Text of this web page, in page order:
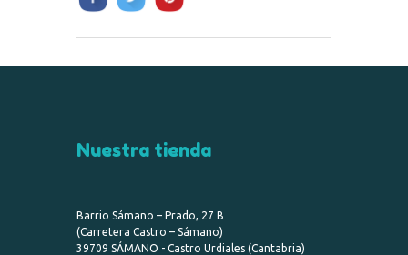
Nuestra tienda
Barrio Sámano – Prado, 27 B
(Carretera Castro – Sámano)
39709 SÁMANO - Castro Urdiales (Cantabria)